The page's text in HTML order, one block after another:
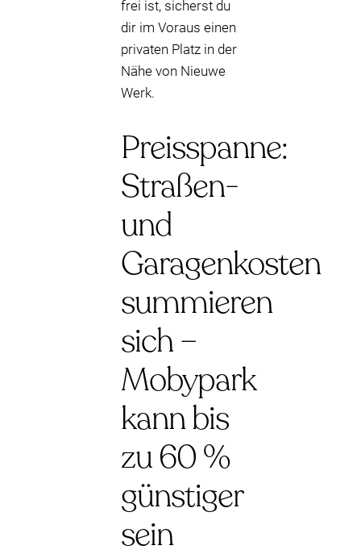
frei ist, sicherst du
dir im Voraus einen
privaten Platz in der
Nähe von Nieuwe
Werk.
Preisspanne:
Straßen-
und
Garagenkosten
summieren
sich –
Mobypark
kann bis
zu 60 %
günstiger
sein